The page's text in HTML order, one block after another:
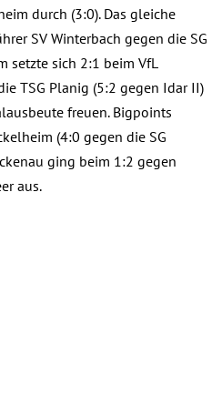
durch (3:0). Das gleiche
SV Winterbach gegen die SG
setzte sich 2:1 beim VfL
TSG Planig (5:2 gegen Idar II)
freuen. Bigpoints
(4:0 gegen die SG
ging beim 1:2 gegen
aus.